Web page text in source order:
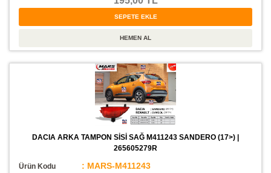
DACIA ARKA TAMPON SİSİ SAĞ M411243 SANDERO (17>) |
265605279R
Ürün Kodu : MARS-M411243